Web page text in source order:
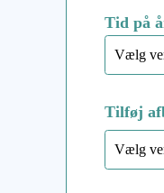
Tid på
Tilføj